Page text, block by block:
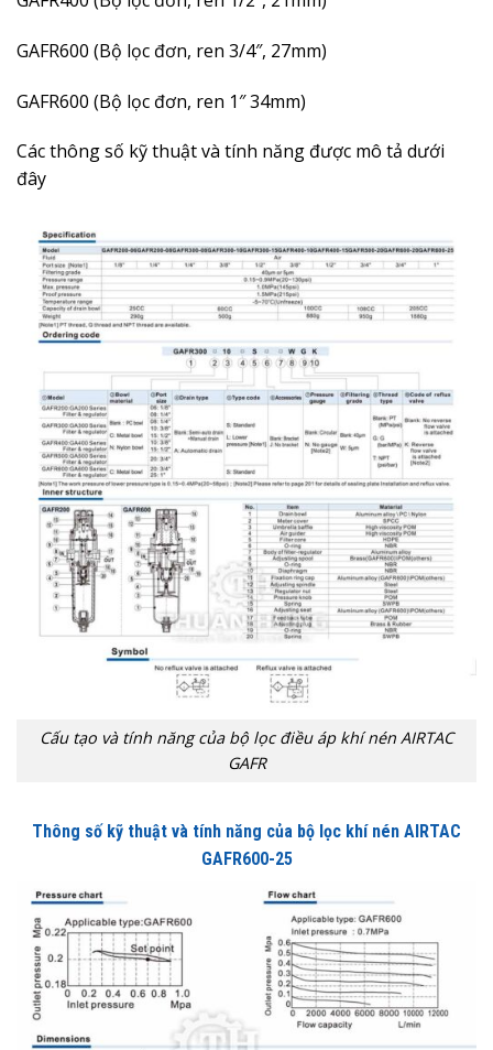
GAFR600 (Bộ lọc đơn, ren 3/4″, 27mm)
GAFR600 (Bộ lọc đơn, ren 1″ 34mm)
Các thông số kỹ thuật và tính năng được mô tả dưới
đây
Cấu tạo và tính năng của bộ lọc điều áp khí nén AIRTAC
GAFR
Thông số kỹ thuật và tính năng của bộ lọc khí nén AIRTAC
GAFR600-25